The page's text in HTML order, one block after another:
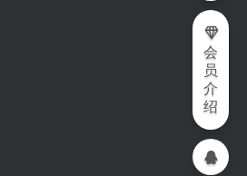
会
员
介
绍